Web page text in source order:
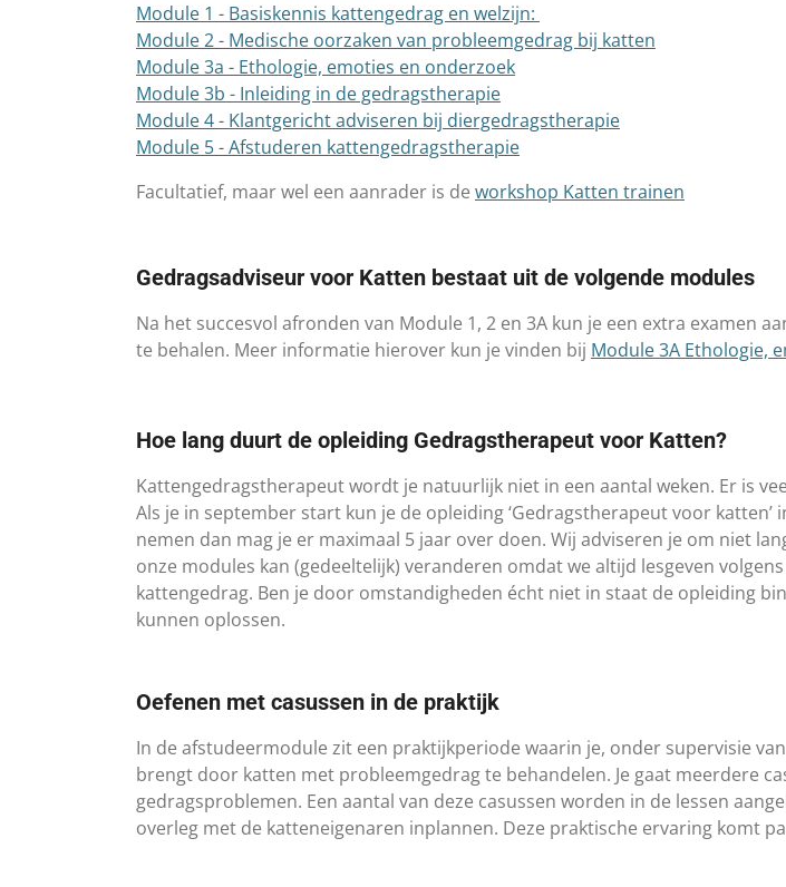
Module 1 - Basiskennis kattengedrag en welzijn:
Module 2 - Medische oorzaken van probleemgedrag bij katten
Module 3a - Ethologie, emoties en onderzoek
Module 3b - Inleiding in de gedragstherapie
Module 4 - Klantgericht adviseren bij diergedragstherapie
Module 5 - Afstuderen kattengedragstherapie
Facultatief, maar wel een aanrader is de workshop Katten trainen
Gedragsadviseur voor Katten bestaat uit de volgende modules
Na het succesvol afronden van Module 1, 2 en 3A kun je een extra examen
te behalen. Meer informatie hierover kun je vinden bij Module 3A Ethologie,
Hoe lang duurt de opleiding Gedragstherapeut voor Katten?
​Kattengedragstherapeut wordt je natuurlijk niet in een aantal weken. Er is
Als je in september start kun je de opleiding ‘Gedragstherapeut voor
nemen dan mag je er maximaal 5 jaar over doen. Wij adviseren je om niet
onze modules kan (gedeeltelijk) veranderen omdat we altijd lesgeven
kattengedrag. Ben je door omstandigheden écht niet in staat de opleiding
kunnen oplossen.
Oefenen met casussen in de praktijk
​In de afstudeermodule zit een praktijkperiode waarin je, onder supervisie
brengt door katten met probleemgedrag te behandelen. Je gaat meerdere
gedragsproblemen. Een aantal van deze casussen worden in de lessen
overleg met de katteneigenaren inplannen. Deze praktische ervaring komt